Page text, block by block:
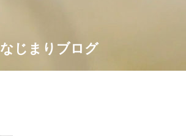
なじまりブログ